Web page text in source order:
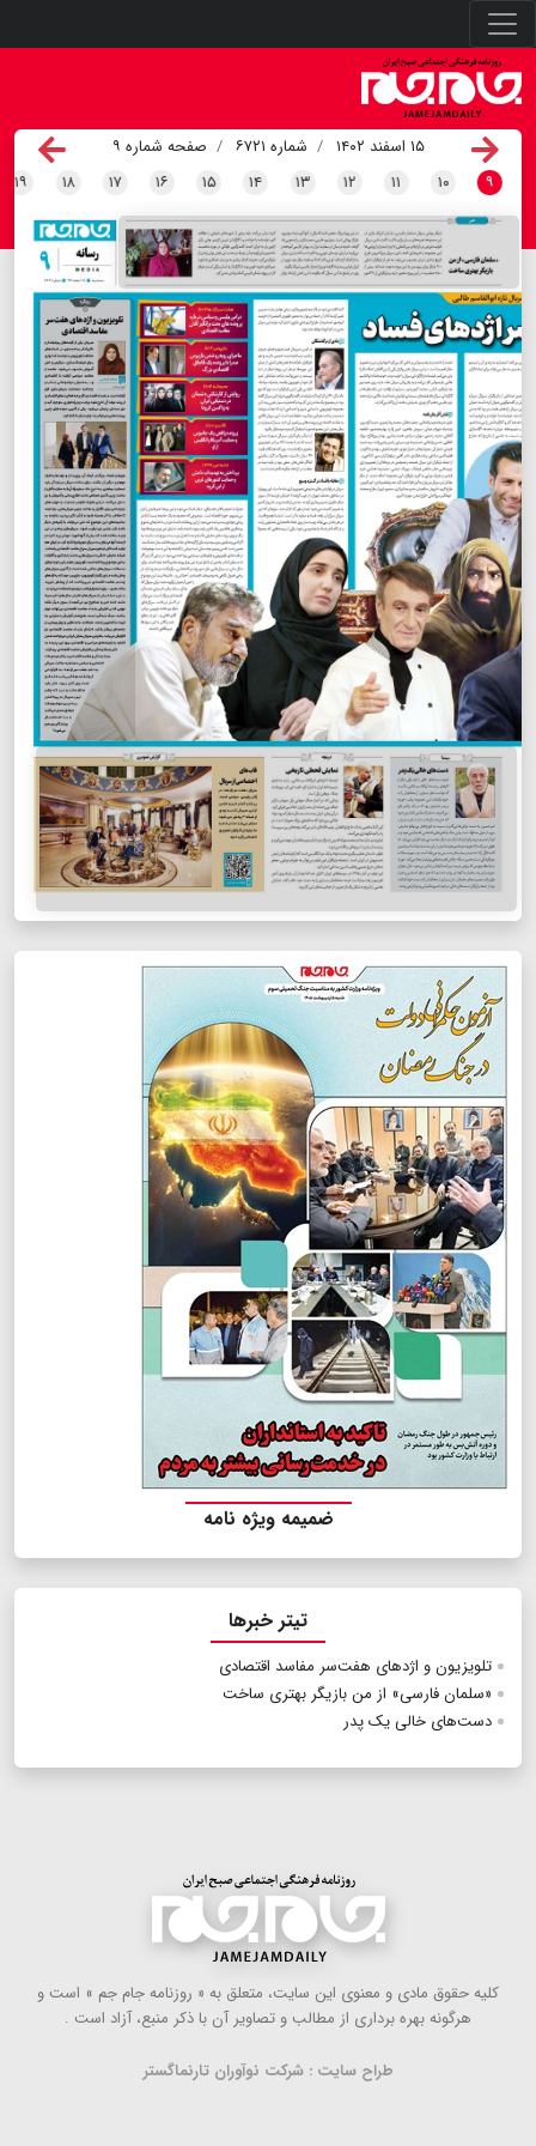
۱۵ اسفند ۱۴۰۲ شماره ۶۷۲۱
صفحه شماره ۹
۹ ۱۰ ۱۱ ۱۲ ۱۳ ۱۴ ۱۵ ۱۶ ۱۷ ۱۸ ۱۹
ضمیمه ویژه نامه
تیتر خبرها
تلویزیون و اژدهای هفت‌سر مفاسد اقتصادی
«سلمان فارسی» از من بازیگر بهتری ساخت
دست‌های خالی یک پدر
كلیه حقوق مادی و معنوی این سایت، متعلق به « روزنامه جام جم » است و
هرگونه بهره ‌برداری از مطالب و تصاویر آن با ذكر منبع، آزاد است .
طراح سایت : شرکت نوآوران تارنماگستر